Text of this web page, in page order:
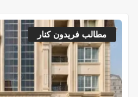
مطالب فریدون کنار